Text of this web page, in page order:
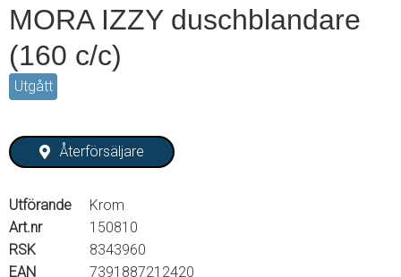
MORA IZZY duschblandare
(160 c/c)
Utgått
Återförsäljare
Utförande
Krom
Art.nr
150810
RSK
8343960
EAN
7391887212420